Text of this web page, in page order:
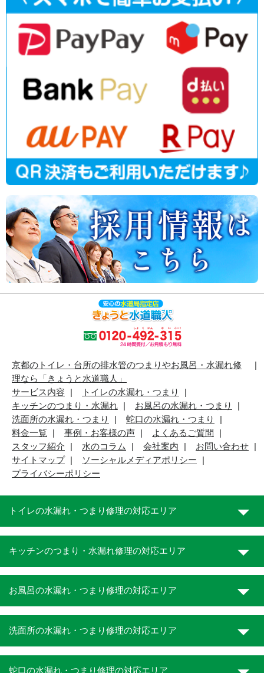
京都のトイレ・台所の排水管のつまりやお風呂・水漏れ修
理なら「きょうと水道職人」
サービス内容
トイレの水漏れ・つまり
キッチンのつまり・水漏れ
お風呂の水漏れ・つまり
洗面所の水漏れ・つまり
蛇口の水漏れ・つまり
料金一覧
事例・お客様の声
よくあるご質問
スタッフ紹介
水のコラム 会社案内
お問い合わせ
サイトマップ
ソーシャルメディアポリシー
プライバシーポリシー
トイレの水漏れ・つまり修理の対応エリア
キッチンのつまり・水漏れ修理の対応エリア
お風呂の水漏れ・つまり修理の対応エリア
洗面所の水漏れ・つまり修理の対応エリア
蛇口の水漏れ・つまり修理の対応エリア